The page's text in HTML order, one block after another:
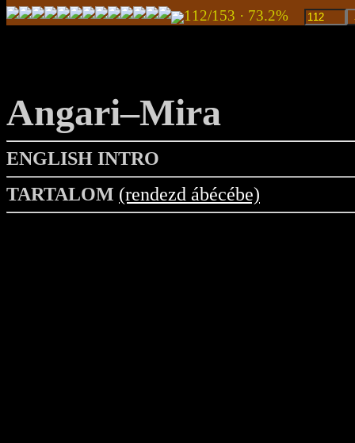
112/153 · 73.2%
Angari–Mira
ENGLISH INTRO
TARTALOM (rendezd ábécébe)